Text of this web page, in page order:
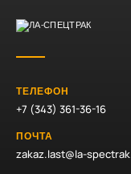
ТЕЛЕФОН
+7 (343) 361-36-16
ПОЧТА
zakaz.last@la-